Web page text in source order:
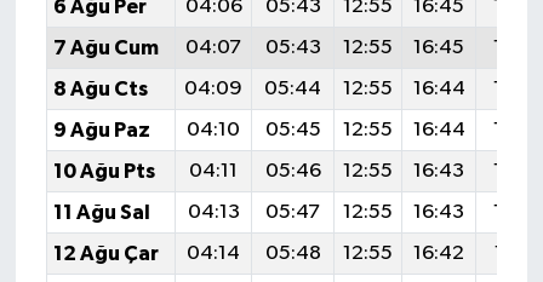
6 Ağu Per
04:06 05:43 12:55 16:45
19:58
7 Ağu Cum
04:07 05:43 12:55 16:45
19:57
8 Ağu Cts
04:09 05:44 12:55 16:44
19:56
9 Ağu Paz
04:10 05:45 12:55 16:44
19:55
10 Ağu Pts
04:11 05:46 12:55 16:43
19:53
11 Ağu Sal
04:13 05:47 12:55 16:43
19:52
12 Ağu Çar
04:14 05:48 12:55 16:42
19:51